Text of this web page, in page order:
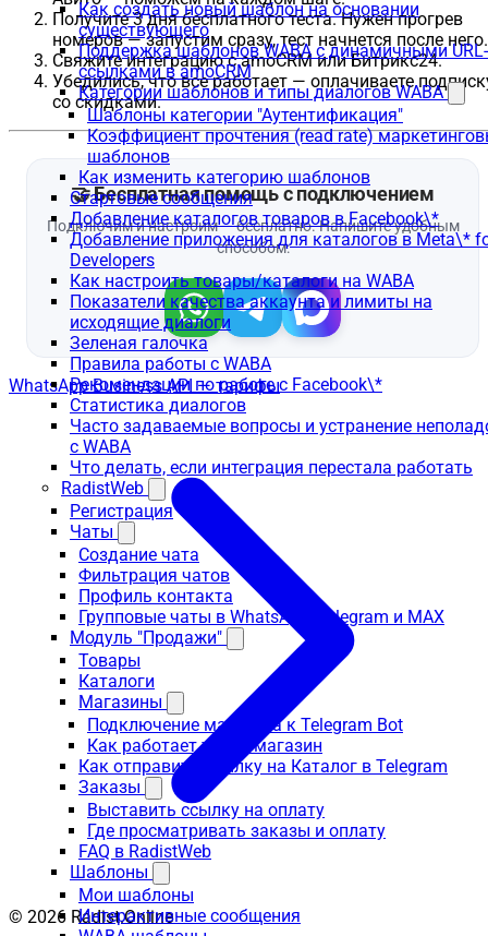
Как создать новый шаблон на основании
существующего
Поддержка шаблонов WABA с динамичными URL-
ссылками в amoCRM
Категории шаблонов и типы диалогов WABA
Шаблоны категории "Аутентификация"
Коэффициент прочтения (read rate)
шаблонов
Как изменить категорию шаблонов
Стартовые сообщения
Добавление каталогов товаров в Facebook\*
Добавление приложения для каталогов в Meta\*
Developers
Как настроить товары/каталоги на WABA
Показатели качества аккаунта и лимиты на
исходящие диалоги
Зеленая галочка
Правила работы с WABA
Рекомендации по работе с Facebook\*
Статистика диалогов
Часто задаваемые вопросы и устранение
с WABA
Что делать, если интеграция перестала работать
RadistWeb
Регистрация
Чаты
Создание чата
Фильтрация чатов
Профиль контакта
Групповые чаты в WhatsApp, Telegram и MAX
Модуль "Продажи"
Товары
Каталоги
Магазины
Подключение магазина к Telegram Bot
Как работает телегомагазин
Как отправить ссылку на Каталог в Telegram
Заказы
Выставить ссылку на оплату
Где просматривать заказы и оплату
FAQ в RadistWeb
Шаблоны
Мои шаблоны
Интерактивные сообщения
Получите 3 дня бесплатного теста. Нужен прогрев
номеров — запустим сразу, тест начнется после него.
Свяжите интеграцию с amoCRM или Битрикс24.
Убедились, что все работает — оплачиваете
со скидками.
WhatsApp Business API — тарифы
© 2026 Radist.Online